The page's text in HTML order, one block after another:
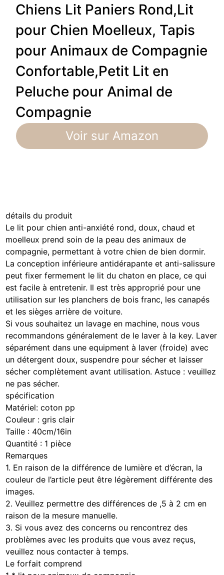
Chiens Lit Paniers Rond,Lit
pour Chien Moelleux, Tapis
pour Animaux de Compagnie
Confortable,Petit Lit en
Peluche pour Animal de
Compagnie
Voir sur Amazon
détails du produit
Le lit pour chien anti-anxiété rond, doux, chaud et
moelleux prend soin de la peau des animaux de
compagnie, permettant à votre chien de bien dormir.
La conception inférieure antidérapante et anti-salissure
peut fixer fermement le lit du chaton en place, ce qui
est facile à entretenir. Il est très approprié pour une
utilisation sur les planchers de bois franc, les canapés
et les sièges arrière de voiture.
Si vous souhaitez un lavage en machine, nous vous
recommandons généralement de le laver à la key. Laver
séparément dans une equipment à laver (froide) avec
un détergent doux, suspendre pour sécher et laisser
sécher complètement avant utilisation. Astuce : veuillez
ne pas sécher.
spécification
Matériel: coton pp
Couleur : gris clair
Taille : 40cm/16in
Quantité : 1 pièce
Remarques
1. En raison de la différence de lumière et d’écran, la
couleur de l’article peut être légèrement différente des
images.
2. Veuillez permettre des différences de ,5 à 2 cm en
raison de la mesure manuelle.
3. Si vous avez des concerns ou rencontrez des
problèmes avec les produits que vous avez reçus,
veuillez nous contacter à temps.
Le forfait comprend